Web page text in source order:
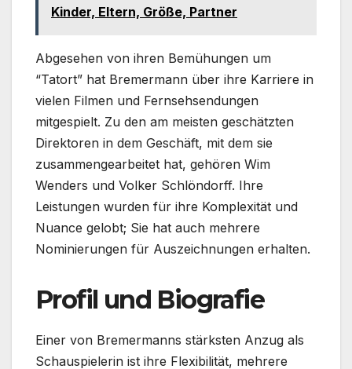
Kinder, Eltern, Größe, Partner
Abgesehen von ihren Bemühungen um
“Tatort” hat Bremermann über ihre Karriere in
vielen Filmen und Fernsehsendungen
mitgespielt. Zu den am meisten geschätzten
Direktoren in dem Geschäft, mit dem sie
zusammengearbeitet hat, gehören Wim
Wenders und Volker Schlöndorff. Ihre
Leistungen wurden für ihre Komplexität und
Nuance gelobt; Sie hat auch mehrere
Nominierungen für Auszeichnungen erhalten.
Profil und Biografie
Einer von Bremermanns stärksten Anzug als
Schauspielerin ist ihre Flexibilität, mehrere